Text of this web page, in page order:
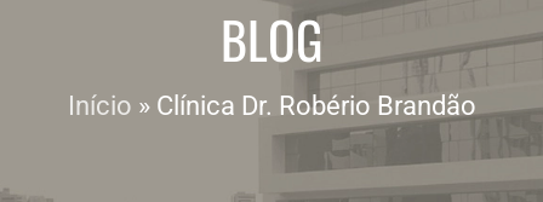
BLOG
Início » Clínica Dr. Robério Brandão